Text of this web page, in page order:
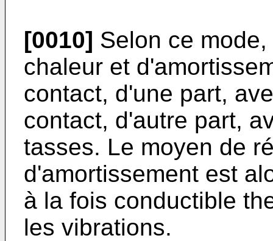
[0010] Selon ce
chaleur et
contact, d'une part,
contact, d'autre part,
tasses. Le moyen de
d'amortissement est
à la fois conductible
les vibrations.